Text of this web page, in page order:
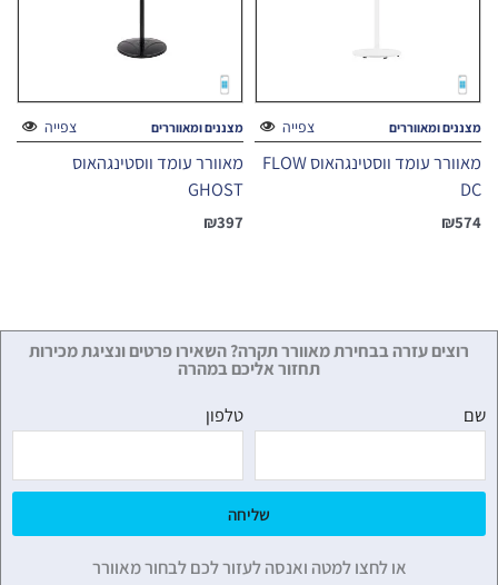
צפייה מצננים ומאווררים
מאוורר עומד ווסטינגהאוס FLOW
DC
₪574
צפייה מצננים ומאווררים
מאוורר עומד ווסטינגהאוס
GHOST
₪397
רוצים עזרה בבחירת מאוורר תקרה? השאירו פרטים ונציגת מכירות
תחזור אליכם במהרה
שם טלפון
שליחה
או לחצו למטה ואנסה לעזור לכם לבחור מאוורר